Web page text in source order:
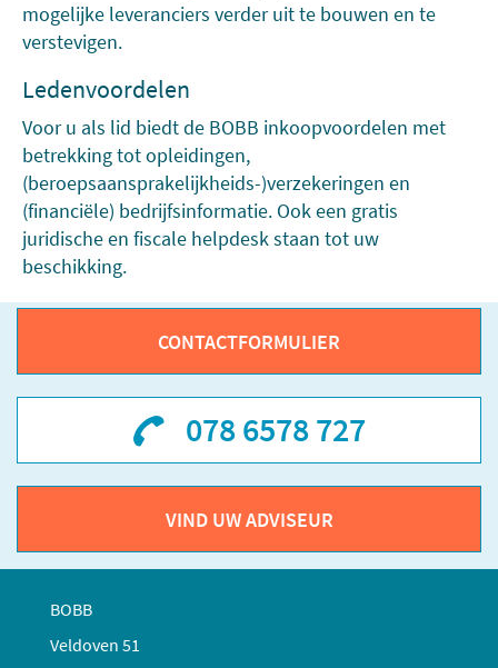
mogelijke leveranciers verder uit te bouwen en te
verstevigen.
Ledenvoordelen
Voor u als lid biedt de BOBB inkoopvoordelen met
betrekking tot opleidingen,
(beroepsaansprakelijkheids-)verzekeringen en
(financiële) bedrijfsinformatie. Ook een gratis
juridische en fiscale helpdesk staan tot uw
beschikking.
CONTACTFORMULIER
078 6578 727
VIND UW ADVISEUR
BOBB
Veldoven 51